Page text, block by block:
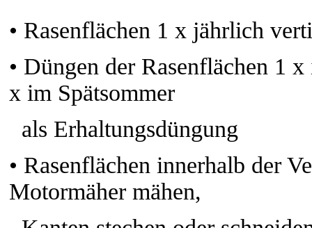
• Rasenflächen 1 x jährlich
• Düngen der Rasenflächen 1
x im Spätsommer
als Erhaltungsdüngung
• Rasenflächen innerhalb der
Motormäher mähen,